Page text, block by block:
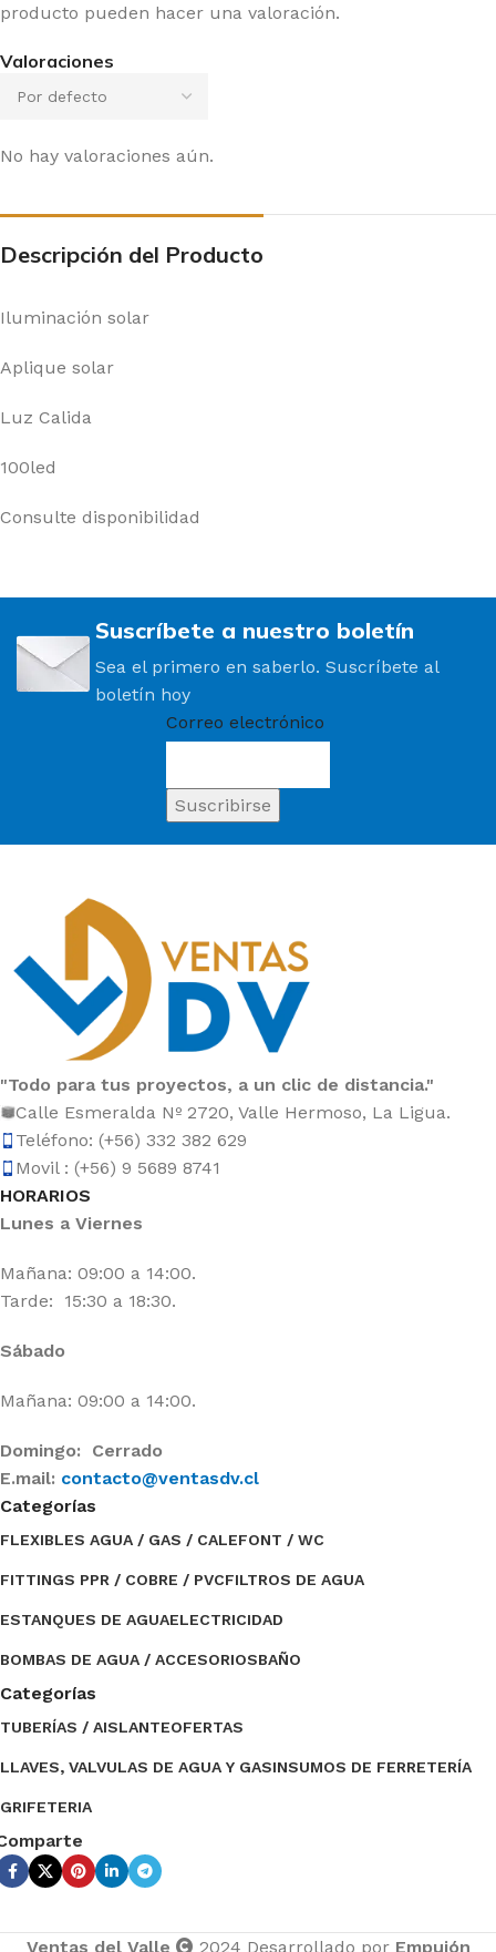
Valoraciones
No hay valoraciones aún.
producto pueden hacer una valoración.
Descripción del Producto
Iluminación solar
Aplique solar
Luz Calida
100led
Consulte disponibilidad
Suscríbete a nuestro boletín
Sea el primero en saberlo. Suscríbete al
boletín hoy
Correo electrónico
"Todo para tus proyectos, a un clic de distancia."
Calle Esmeralda Nº 2720, Valle Hermoso, La Ligua.
Teléfono: (+56) 332 382 629
Movil : (+56) 9 5689 8741
HORARIOS
Lunes a Viernes
Mañana: 09:00 a 14:00.
Tarde: 15:30 a 18:30.
Sábado
Mañana: 09:00 a 14:00.
Domingo: Cerrado
E.mail: contacto@ventasdv.cl
Categorías
FLEXIBLES AGUA / GAS / CALEFONT / WC
FITTINGS PPR / COBRE / PVCFILTROS DE AGUA
ESTANQUES DE AGUAELECTRICIDAD
BOMBAS DE AGUA / ACCESORIOSBAÑO
Categorías
TUBERÍAS / AISLANTEOFERTAS
LLAVES, VALVULAS DE AGUA Y GASINSUMOS DE FERRETERÍA
GRIFETERIA
Ventas del Valle 2024 Desarrollado por Empujón